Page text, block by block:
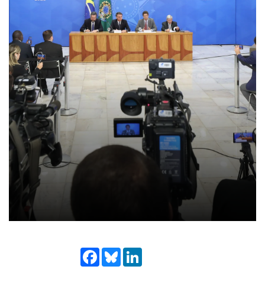
Facebook
Bluesky